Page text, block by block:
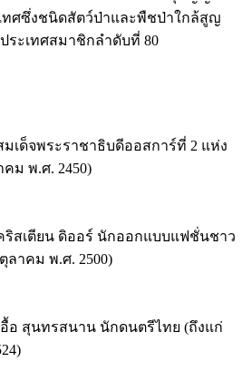
ทศซึ่งชนิดสัตว์ป่าและพืชป่าใกล้สูญ
ระเทศสมาชิกลำดับที่ 80
มเด็จพระราชาธิบดีออสการ์ที่ 2 แห่ง
ม พ.ศ. 2450)
ริสเตียน ดิออร์ นักออกแบบแฟชั่นชาว
ลาคม พ.ศ. 2500)
อื้อ สุนทรสนาน นักดนตรีไทย (ถึงแก่